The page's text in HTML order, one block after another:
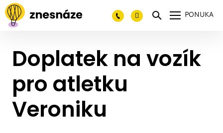
PONUKA
Doplatek na vozík
pro atletku
Veroniku